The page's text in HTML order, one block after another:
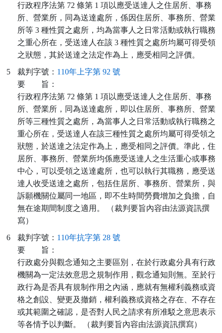
行政程序法第 72 條第 1 項以應受送達人之住居所、事務
所、營業所，同為送達處所，係因住居所、事務所、營業
所等 3 種性質之處所，均為當事人之日常活動或執行職務
之重心所在，受送達人在該 3 種性質之處所均屬可得受領
之狀態，其於送達之法定作為上，應受相同之評價。
5
裁判字號： 110年上字第 92 號
要
旨：
行政程序法第 72 條第 1 項以應受送達人之住居所、事務
所、營業所，同為送達處所，即以住居所、事務所、營業
所等三種性質之處所，為當事人之日常活動或執行職務之
重心所在，受送達人在該三種性質之處所均屬可得受領之
狀態，於送達之法定作為上，應受相同之評價。準此，住
居所、事務所、營業所均係應受送達人之生活重心或事務
中心，可以受領之送達處所，也可以執行其職務，應受送
達人收受送達之處所，包括住居所、事務所、營業所，與
訴願機關位屬同一地區，即不生時間勞費增加之負擔，自
無在途期間制度之適用。 （裁判要旨內容由法源資訊撰
寫）
6
裁判字號： 110年抗字第 28 號
要
旨：
行政處分與觀念通知之主要區別，在於行政處分具有行政
機關為一定法效意思之規制作用，觀念通知則無。至於行
政行為是否具有規制作用之內涵，應就有無權利義務或資
格之創設、變更及撤銷，權利義務或資格之存在、不存在
或其範圍之確認，是否對人民之請求有所准駁之意思表示
等各情予以判斷。 （裁判要旨內容由法源資訊撰寫）